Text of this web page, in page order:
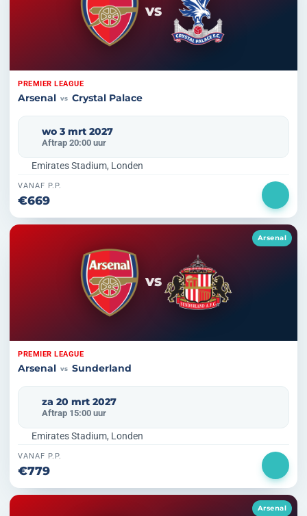
VS
PREMIER LEAGUE
Arsenal vs Crystal Palace
wo 3 mrt 2027
Aftrap 20:00 uur
Emirates Stadium, Londen
VANAF P.P.
€669
Arsenal
VS
PREMIER LEAGUE
Arsenal vs Sunderland
za 20 mrt 2027
Aftrap 15:00 uur
Emirates Stadium, Londen
VANAF P.P.
€779
Arsenal